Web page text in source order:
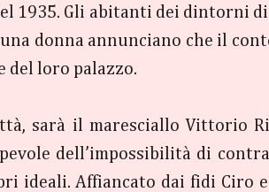
1935. Gli abitanti dei dintorni
donna annunciano che il
del loro palazzo.
sarà il maresciallo Vittorio
dell’impossibilità di
ideali. Affiancato dai fidi Ciro